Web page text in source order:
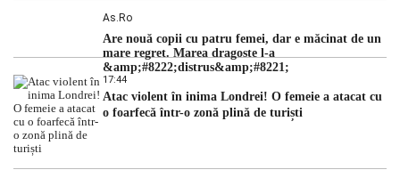
As.ro
Are nouă copii cu patru femei, dar e măcinat de un
mare regret. Marea dragoste l-a
&amp;#8222;distrus&amp;#8221;
17:44
Atac violent în inima Londrei! O femeie a atacat cu
o foarfecă într-o zonă plină de turiști